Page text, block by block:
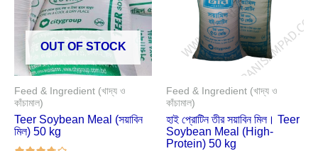
OUT OF STOCK
Feed & Ingredient (খাদ্য ও
কাঁচামাল)
Teer Soybean Meal (সয়াবিন
মিল) 50 kg
Feed & Ingredient (খাদ্য ও
কাঁচামাল)
হাই প্রোটিন তীর সয়াবিন মিল। Teer
Soybean Meal (High-
Protein) 50 kg